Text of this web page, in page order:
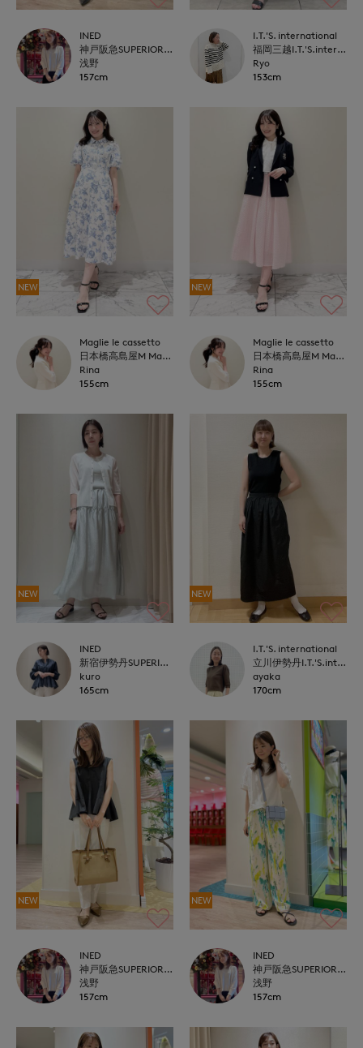
INED
神戸阪急SUPERIORCLOSET
浅野
157cm
I.T.'S. international
福岡三越I.T.'S.international
Ryo
153cm
NEW
Maglie le cassetto
日本橋高島屋M Maglie le cassetto
Rina
155cm
NEW
Maglie le cassetto
日本橋高島屋M Maglie le cassetto
Rina
155cm
NEW
INED
新宿伊勢丹SUPERIOR CLOSET
kuro
165cm
NEW
I.T.'S. international
立川伊勢丹I.T.'S.international
ayaka
170cm
NEW
INED
神戸阪急SUPERIORCLOSET
浅野
157cm
NEW
INED
神戸阪急SUPERIORCLOSET
浅野
157cm